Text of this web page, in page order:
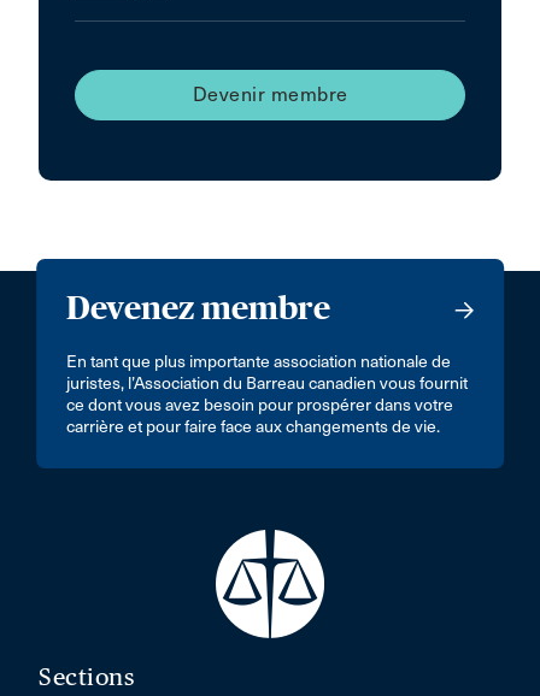
Devenir membre
Devenez membre
En tant que plus importante association nationale de
juristes, l’Association du Barreau canadien vous fournit
ce dont vous avez besoin pour prospérer dans votre
carrière et pour faire face aux changements de vie.
Sections